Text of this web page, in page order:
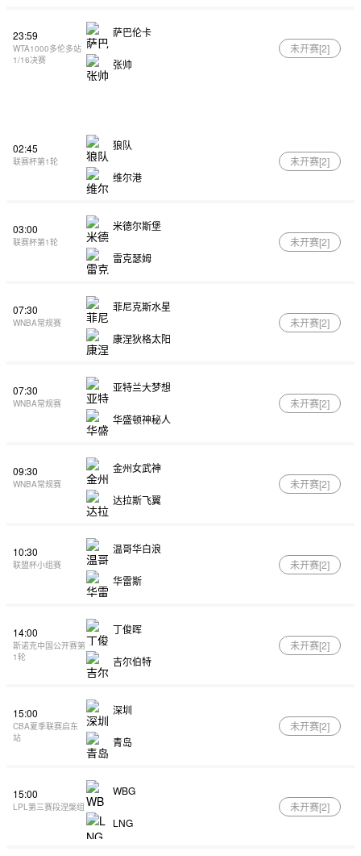
23:59
WTA1000多伦多站
1/16决赛
萨巴伦卡
张帅
未开赛[2]
02:45
联赛杯第1轮
狼队
维尔港
未开赛[2]
03:00
联赛杯第1轮
米德尔斯堡
雷克瑟姆
未开赛[2]
07:30
WNBA常规赛
菲尼克斯水星
康涅狄格太阳
未开赛[2]
07:30
WNBA常规赛
亚特兰大梦想
华盛顿神秘人
未开赛[2]
09:30
WNBA常规赛
金州女武神
达拉斯飞翼
未开赛[2]
10:30
联盟杯小组赛
温哥华白浪
华雷斯
未开赛[2]
14:00
斯诺克中国公开赛第
1轮
丁俊晖
吉尔伯特
未开赛[2]
15:00
CBA夏季联赛启东
站
深圳
青岛
未开赛[2]
15:00
LPL第三赛段涅槃组
WBG
LNG
未开赛[2]